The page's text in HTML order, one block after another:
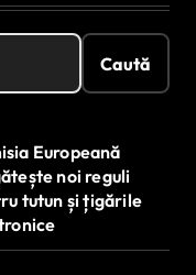
Caută
Europeană
noi reguli
tutun și țigările